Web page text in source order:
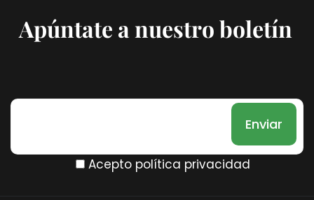
Apúntate a nuestro boletín
Acepto política privacidad